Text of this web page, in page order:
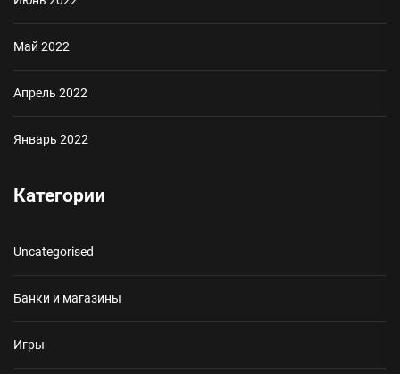
Май 2022
Апрель 2022
Январь 2022
Категории
Uncategorised
Банки и магазины
Игры